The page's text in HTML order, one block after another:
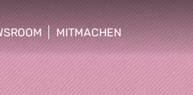
hide sub menu
MITMACHEN
show/hide sub menu